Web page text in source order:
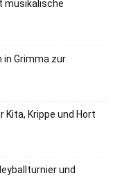
musikalische
in Grimma zur
Kita, Krippe und Hort
und